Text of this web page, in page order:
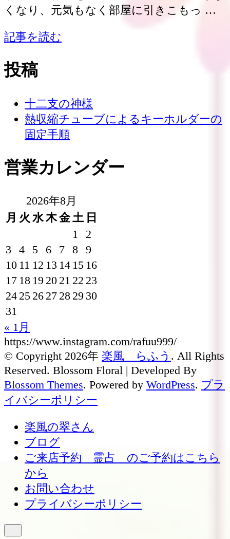
くなり、元気もなく部屋に引きこもっ …
記事を読む
投稿
十二支の神様
熱収縮チューブによるキーホルダーの
固定手順
営業カレンダー
2026年8月
月 火 水木金土 日
1
2
3
4 5 6 7 8 9
10 11 12 13 14 15 16
17 18 19 20 21 22 23
24 25 26 27 28 29 30
31
« 1月
https://www.instagram.com/rafuu999/
© Copyright 2026年 楽風 らふう . All Rights
Reserved. Blossom Floral | Developed By
Blossom Themes. Powered by WordPress. プラ
イバシーポリシー
楽風の翠さん
ブログ
ご来店予約 霊占 のご予約はこちら
から
お問い合わせ
プライバシーポリシー